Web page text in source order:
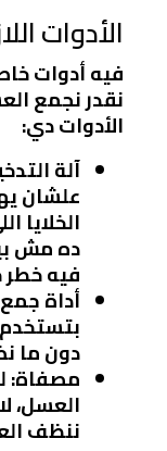
الأدوات
فيه أدوات
نقدر نجمع
الأدوات دي:
آلة
علشان
الخلايا
ده مش
فيه خطر
أداة
بتستخدم
دون ما
مصفاة:
العسل،
ننظف